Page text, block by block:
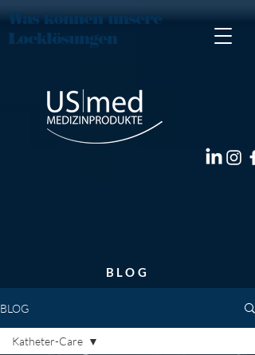
Was können unsere
Locklösungen
BLOG
BLOG
Katheter-Care